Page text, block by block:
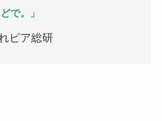
で。」
ピア総研